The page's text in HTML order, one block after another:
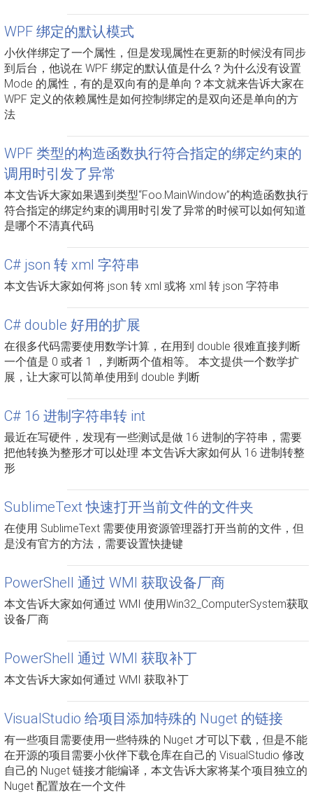
WPF 绑定的默认模式
小伙伴绑定了一个属性，但是发现属性在更新的时候没有同步
到后台，他说在 WPF 绑定的默认值是什么？为什么没有设置
Mode 的属性，有的是双向有的是单向？本文就来告诉大家在
WPF 定义的依赖属性是如何控制绑定的是双向还是单向的方
法
WPF 类型的构造函数执行符合指定的绑定约束的
调用时引发了异常
本文告诉大家如果遇到类型“Foo.MainWindow”的构造函数执行
符合指定的绑定约束的调用时引发了异常的时候可以如何知道
是哪个不清真代码
C# json 转 xml 字符串
本文告诉大家如何将 json 转 xml 或将 xml 转 json 字符串
C# double 好用的扩展
在很多代码需要使用数学计算，在用到 double 很难直接判断
一个值是 0 或者 1 ，判断两个值相等。 本文提供一个数学扩
展，让大家可以简单使用到 double 判断
C# 16 进制字符串转 int
最近在写硬件，发现有一些测试是做 16 进制的字符串，需要
把他转换为整形才可以处理 本文告诉大家如何从 16 进制转整
形
SublimeText 快速打开当前文件的文件夹
在使用 SublimeText 需要使用资源管理器打开当前的文件，但
是没有官方的方法，需要设置快捷键
PowerShell 通过 WMI 获取设备厂商
本文告诉大家如何通过 WMI 使用Win32_ComputerSystem获取
设备厂商
PowerShell 通过 WMI 获取补丁
本文告诉大家如何通过 WMI 获取补丁
VisualStudio 给项目添加特殊的 Nuget 的链接
有一些项目需要使用一些特殊的 Nuget 才可以下载，但是不能
在开源的项目需要小伙伴下载仓库在自己的 VisualStudio 修改
自己的 Nuget 链接才能编译，本文告诉大家将某个项目独立的
Nuget 配置放在一个文件